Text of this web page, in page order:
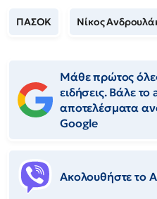
ΠΑΣΟΚ Νίκος
Μάθε πρώτος
ειδήσεις. Βάλε
αποτελέσματα
Google
Ακολουθήστε το